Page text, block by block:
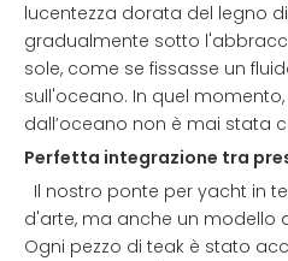
lucentezza dorata del legno
gradualmente sotto
sole, come se fissasse un
sull'oceano. In quel
dall’oceano non è mai stata
Perfetta integrazione tra
Il nostro ponte per yacht in
d'arte, ma anche un modello
Ogni pezzo di teak è stato